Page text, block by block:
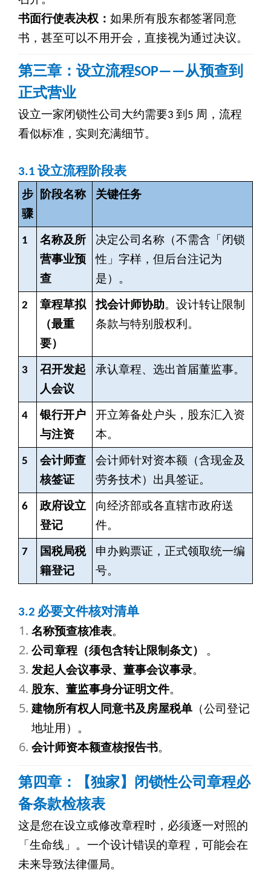
书面行使表决权： 如果所有股东都签署同意
书，甚至可以不用开会，直接视为通过决议。
第三章：设立流程SOP——从预查到
正式营业
设立一家闭锁性公司大约需要3 到5 周，流程
看似标准，实则充满细节。
3.1 设立流程阶段表
步
骤
阶段名称 关键任务
1
名称及所
营事业预
查
决定公司名称（不需含「闭锁
性」字样，但后台注记为
是）。
2
章程草拟
（最重
要）
找会计师协助。设计转让限制
条款与特别股权利。
3
召开发起
人会议
承认章程、选出首届董监事。
4
银行开户
与注资
开立筹备处户头，股东汇入资
本。
5
会计师查
核签证
会计师针对资本额（含现金及
劳务技术）出具签证。
6
政府设立
登记
向经济部或各直辖市政府送
件。
7
国税局税
籍登记
申办购票证，正式领取统一编
号。
3.2 必要文件核对清单
名称预查核准表。
公司章程（须包含转让限制条文）
。
发起人会议事录、董事会议事录。
股东、董监事身分证明文件。
建物所有权人同意书及房屋税单 （公司登记
地址用）。
会计师资本额查核报告书。
第四章：【独家】闭锁性公司章程必
备条款检核表
这是您在设立或修改章程时，必须逐一对照的
「生命线」。一个设计错误的章程，可能会在
未来导致法律僵局。